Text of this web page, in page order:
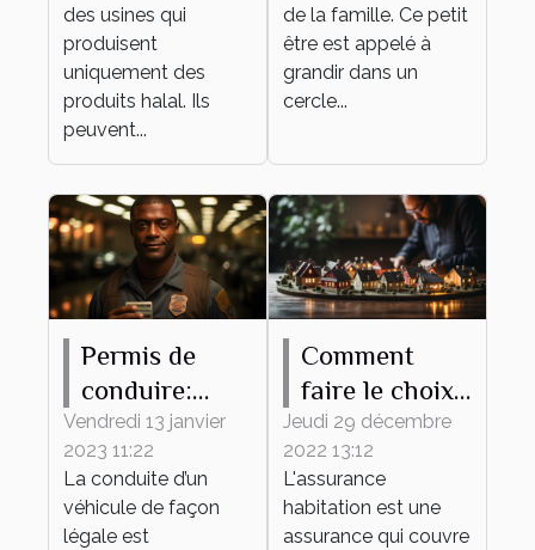
des usines qui
produisent
uniquement des
produits halal. Ils
peuvent...
de la famille. Ce petit
être est appelé à
grandir dans un
cercle...
Permis de
conduire:
pourquoi
l'obtenir ?
Vendredi 13 janvier
2023 11:22
La conduite d’un
véhicule de façon
légale est
Comment
faire le choix
d'une bonne
assurance
habitation ?
Jeudi 29 décembre
2022 13:12
L'assurance
habitation est une
assurance qui couvre